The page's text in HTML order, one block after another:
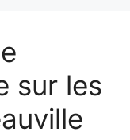
sur les